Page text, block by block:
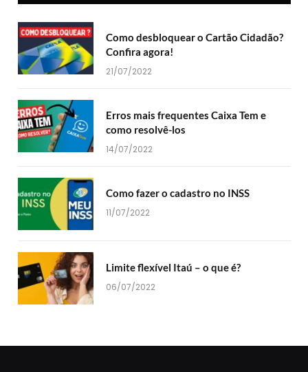
Como desbloquear o Cartão Cidadão?
Confira agora!
21/07/2022
Erros mais frequentes Caixa Tem e
como resolvê-los
14/07/2022
Como fazer o cadastro no INSS
11/07/2022
Limite flexível Itaú – o que é?
06/07/2022